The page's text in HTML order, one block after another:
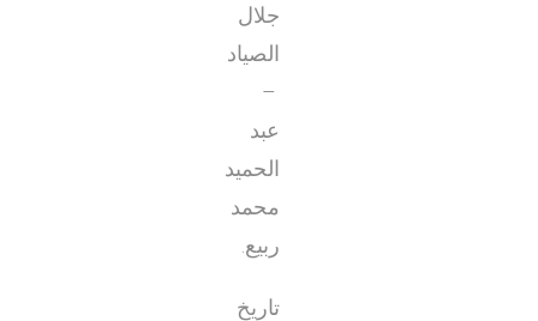
جلال
الصياد
–
عبد
الحميد
محمد
ربيع.
تاريخ